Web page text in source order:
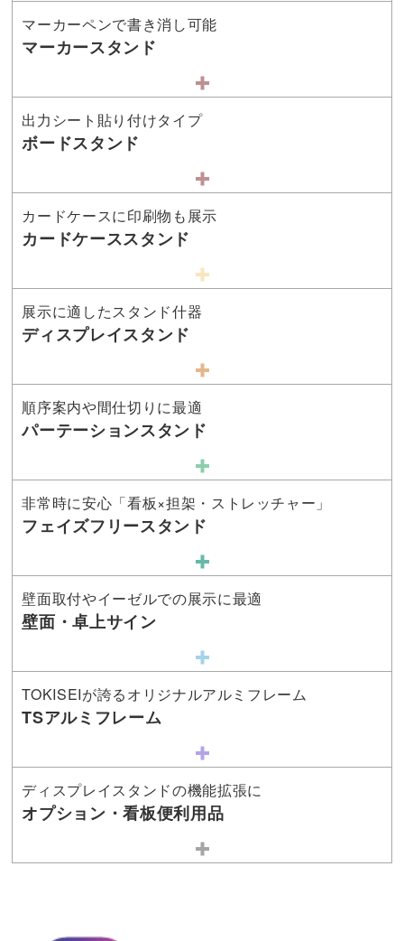
マーカーペンで書き消し可能
マーカースタンド
出力シート貼り付けタイプ
ボードスタンド
カードケースに印刷物も展示
カードケーススタンド
展示に適したスタンド什器
ディスプレイスタンド
順序案内や間仕切りに最適
パーテーションスタンド
非常時に安心「看板×担架・ストレッチャー」
フェイズフリースタンド
壁面取付やイーゼルでの展示に最適
壁面・卓上サイン
TOKISEIが誇るオリジナルアルミフレーム
TSアルミフレーム
ディスプレイスタンドの機能拡張に
オプション・看板便利用品